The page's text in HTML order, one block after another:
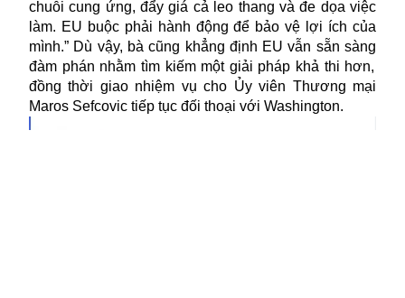
chuỗi cung ứng, đẩy giá cả leo thang và đe dọa việc
làm. EU buộc phải hành động để bảo vệ lợi ích của
mình.” Dù vậy, bà cũng khẳng định EU vẫn sẵn sàng
đàm phán nhằm tìm kiếm một giải pháp khả thi hơn,
đồng thời giao nhiệm vụ cho Ủy viên Thương mại
Maros Sefcovic tiếp tục đối thoại với Washington.